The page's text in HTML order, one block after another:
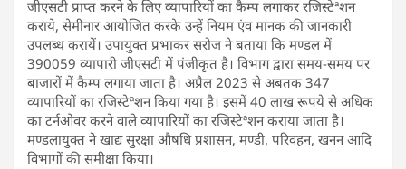
जीएसटी प्राप्त करने के लिए व्यापारियों का कैम्प लगाकर रजिस्टेªशन
कराये, सेमीनार आयोजित करके उन्हें नियम एंव मानक की जानकारी
उपलब्ध करायें। उपायुक्त प्रभाकर सरोज ने बताया कि मण्डल में
390059 व्यापारी जीएसटी में पंजीकृत है। विभाग द्वारा समय-समय पर
बाजारों में कैम्प लगाया जाता है। अप्रैल 2023 से अबतक 347
व्यापारियों का रजिस्टेªशन किया गया है। इसमें 40 लाख रूपये से अधिक
का टर्नओवर करने वाले व्यापारियों का रजिस्टेªशन कराया जाता है।
मण्डलायुक्त ने खाद्य सुरक्षा औषधि प्रशासन, मण्डी, परिवहन, खनन आदि
विभागों की समीक्षा किया।